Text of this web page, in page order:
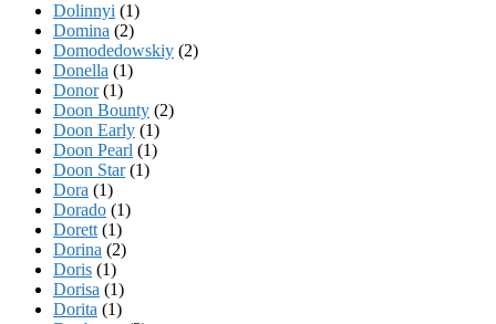
Dolinnyi (1)
Domina (2)
Domodedowskiy (2)
Donella (1)
Donor(1)
Doon Bounty (2)
Doon Early (1)
Doon Pearl (1)
Doon Star(1)
Dora (1)
Dorado (1)
Dorett (1)
Dorina (2)
Doris (1)
Dorisa (1)
Dorita (1)